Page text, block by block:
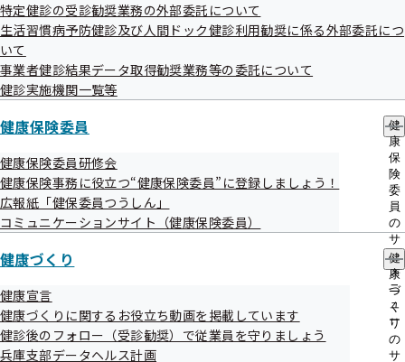
ー
特定健診の受診勧奨業務の外部委託について
生活習慣病予防健診及び人間ドック健診利用勧奨に係る外部委託につ
いて
事業者健診結果データ取得勧奨業務等の委託について
健診実施機関一覧等
健康保険委員
健
康
保
険
委
員
の
サ
ブ
メ
ニ
ュ
ー
健康保険委員研修会
健康保険事務に役立つ“健康保険委員”に登録しましょう！
広報紙「健保委員つうしん」
コミュニケーションサイト（健康保険委員）
健康づくり
健
康
づ
く
り
の
サ
健康宣言
健康づくりに関するお役立ち動画を掲載しています
健診後のフォロー（受診勧奨）で従業員を守りましょう
兵庫支部データヘルス計画
兵庫支部加入事業所および健診結果データ
提供契約機関に対する、案内文書の発送な
らびに電話による連絡等の業務
委託業者名
東京ソフトビジネス株式会社